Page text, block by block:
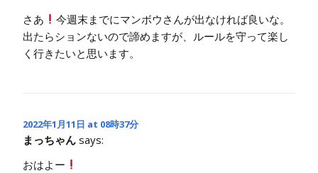
さあ
今週末までにマンボウさんが出なければ良いな。
出たらションないので諦めますが、ルールを守って楽し
く行きたいと思います。
2022年1月11日 at 08時37分
まっちゃん says:
おはよー